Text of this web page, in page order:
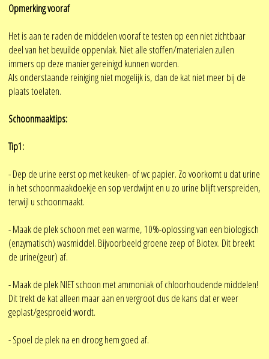
Opmerking vooraf
Het is aan te raden de middelen vooraf te testen op een niet zichtbaar
deel van het bevuilde oppervlak. Niet alle stoffen/materialen zullen
immers op deze manier gereinigd kunnen worden.
Als onderstaande reiniging niet mogelijk is, dan de kat niet meer bij de
plaats toelaten.
Schoonmaaktips:
Tip1:
- Dep de urine eerst op met keuken- of wc papier. Zo voorkomt u dat urine
in het schoonmaakdoekje en sop verdwijnt en u zo urine blijft verspreiden,
terwijl u schoonmaakt.
- Maak de plek schoon met een warme, 10%-oplossing van een biologisch
(enzymatisch) wasmiddel. Bijvoorbeeld groene zeep of Biotex. Dit breekt
de urine(geur) af.
- Maak de plek NIET schoon met ammoniak of chloorhoudende middelen!
Dit trekt de kat alleen maar aan en vergroot dus de kans dat er weer
geplast/gesproeid wordt.
- Spoel de plek na en droog hem goed af.